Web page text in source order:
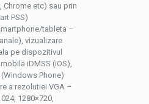
Chrome etc) sau prin
PSS)
tableta –
vizualizare
pe dispozitivul
iDMSS (iOS),
Phone)
a rezolutiei VGA –
1280×720,